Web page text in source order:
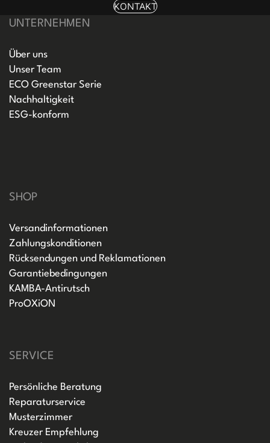
KONTAKT
UNTERNEHMEN
Über uns
Unser Team
ECO Greenstar Serie
Nachhaltigkeit
ESG-konform
SHOP
Versandinformationen
Zahlungskonditionen
Rücksendungen und Reklamationen
Garantiebedingungen
KAMBA-Antirutsch
ProOXiON
SERVICE
Persönliche Beratung
Reparaturservice
Musterzimmer
Kreuzer Empfehlung